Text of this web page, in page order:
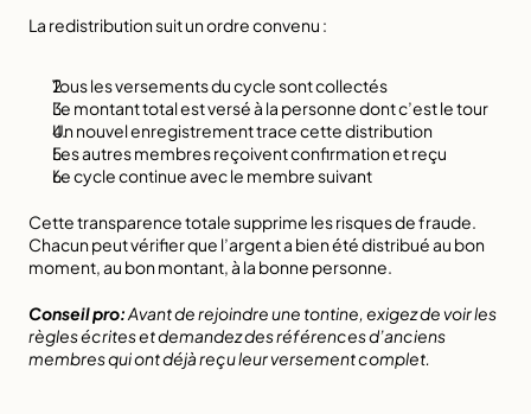
La redistribution suit un ordre convenu :
Tous les versements du cycle sont collectés
Le montant total est versé à la personne dont c’est le tour
Un nouvel enregistrement trace cette distribution
Les autres membres reçoivent confirmation et reçu
Le cycle continue avec le membre suivant
Cette transparence totale supprime les risques de fraude.
Chacun peut vérifier que l’argent a bien été distribué au bon
moment, au bon montant, à la bonne personne.
Conseil pro:Avant de rejoindre une tontine, exigez de voir les
règles écrites et demandez des références d’anciens
membres qui ont déjà reçu leur versement complet.